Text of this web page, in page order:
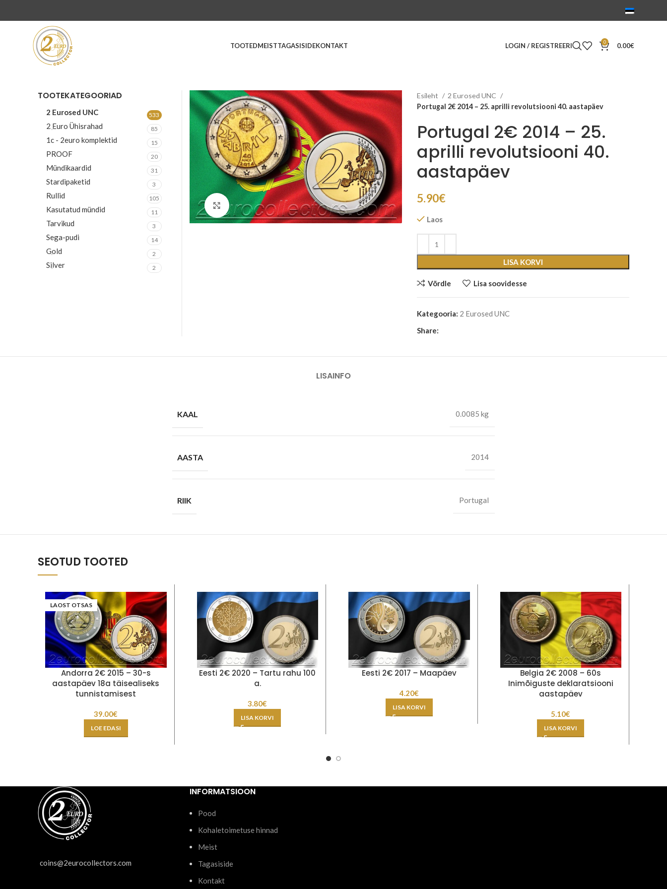
TOOTEDMEISTTAGASISIDEKONTAKT LOGIN / REGISTREERI 0 0.00€
Suurenda
Esileht
2 Eurosed UNC
Portugal 2€ 2014 – 25. aprilli revolutsiooni 40. aastapäev
Portugal 2€ 2014 – 25.
aprilli revolutsiooni 40.
aastapäev
5.90€
Laos
LISA KORVI
Võrdle Lisa soovidesse
Kategooria: 2 Eurosed UNC
Share:
TOOTEKATEGOORIAD
2 Eurosed UNC 533
2 Euro Ühisrahad 85
1c - 2euro komplektid 15
PROOF 20
Mündikaardid 31
Stardipaketid 3
Rullid 105
Kasutatud mündid 11
Tarvikud 3
Sega-pudi 14
Gold 2
Silver 2
LISAINFO
KAAL 0.0085 kg
AASTA 2014
RIIK Portugal
SEOTUD TOOTED
LAOST OTSAS
Andorra 2€ 2015 – 30-s
aastapäev 18a täisealiseks
tunnistamisest
39.00€
LOE EDASI
Eesti 2€ 2020 – Tartu rahu 100
a.
3.80€
LISA KORVI
Eesti 2€ 2017 – Maapäev
4.20€
LISA KORVI
Belgia 2€ 2008 – 60s
Inimõiguste deklaratsiooni
aastapäev
5.10€
LISA KORVI
coins@2eurocollectors.com
INFORMATSIOON
Pood
Kohaletoimetuse hinnad
Meist
Tagasiside
Kontakt